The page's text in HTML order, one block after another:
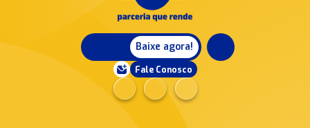
Baixe agora!
Fale Conosco